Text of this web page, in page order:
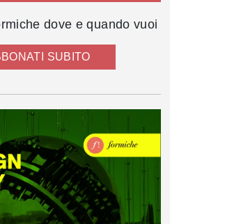
dove e quando vuoi
SUBITO